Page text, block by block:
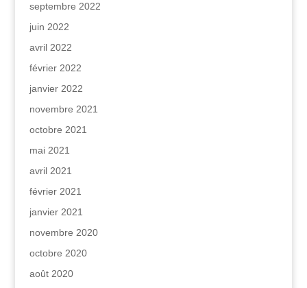
septembre 2022
juin 2022
avril 2022
février 2022
janvier 2022
novembre 2021
octobre 2021
mai 2021
avril 2021
février 2021
janvier 2021
novembre 2020
octobre 2020
août 2020